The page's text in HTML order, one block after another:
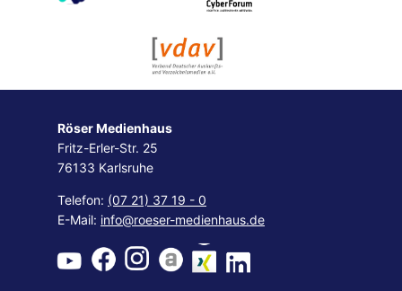
Röser Medienhaus
Fritz-Erler-Str. 25
76133 Karlsruhe
Telefon: (07 21) 37 19 - 0
E-Mail: info@roeser-medienhaus.de